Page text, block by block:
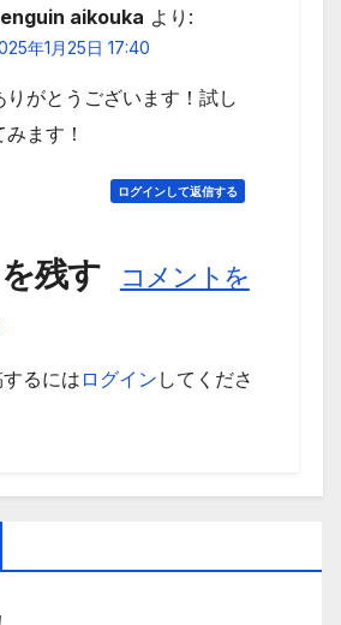
aikouka より:
年1月25日 17:40
りがとうございます！試し
みます！
ログインして返信する
残す
コメントを
るにはログイン してくださ